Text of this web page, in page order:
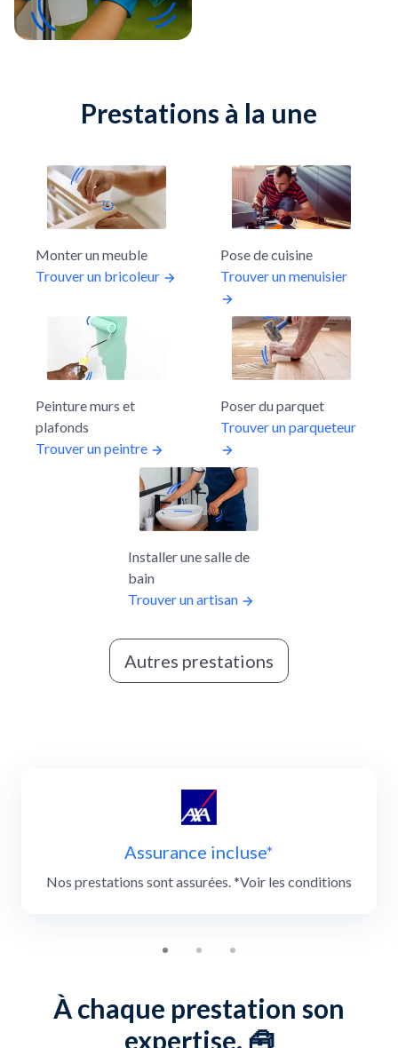
Prestations à la une
Monter un meuble
Trouver un bricoleur
Pose de cuisine
Trouver un menuisier
Peinture murs et
plafonds
Trouver un peintre
Poser du parquet
Trouver un parqueteur
Installer une salle de
bain
Trouver un artisan
Autres prestations
Assurance incluse*
Nos prestations sont assurées. *Voir les conditions
À chaque prestation son
expertise. 🧰